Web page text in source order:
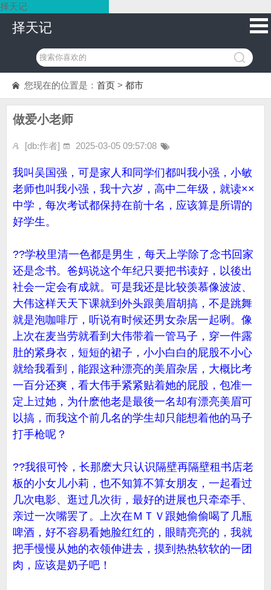
择天记
择天记
您现在的位置是： 首页 > 都市
做爱小老师
[db:作者] 2025-03-05 09:57:08
我叫吴国强，可是家人和同学们都叫我小强，小敏
老师也叫我小强，我十六岁，高中二年级，就读××
中学，每次考试都保持在前十名，应该算是所谓的
好学生。
??学校里清一色都是男生，每天上学除了念书回家
还是念书。爸妈说这个年纪只要把书读好，以後出
社会一定会有成就。可是我还是比较羡慕像波波、
大伟这样天天下课就到外头跟美眉胡搞，不是跳舞
就是泡咖啡厅，听说有时候还男女杂居一起咧。像
上次在麦当劳就看到大伟带着一管马子，穿一件露
肚的紧身衣，短短的裙子，小小白白的屁股不小心
就给我看到，能跟这种漂亮的美眉杂居，大概比考
一百分还爽，看大伟手紧紧贴着她的屁股，包准一
定上过她，为什麽他老是最後一名却有漂亮美眉可
以搞，而我这个前几名的学生却只能想着他的马子
打手枪呢？
??我很可怜，长那麽大只认识隔壁再隔壁租书店老
板的小女儿小莉，也不知算不算女朋友，一起看过
几次电影、逛过几次街，最好的进展也只牵牵手、
亲过一次嘴罢了。上次在ＭＴＶ跟她偷偷喝了几瓶
啤酒，好不容易看她脸红红的，眼睛亮亮的，我就
把手慢慢从她的衣领伸进去，摸到热热软软的一团
肉，应该是奶子吧！